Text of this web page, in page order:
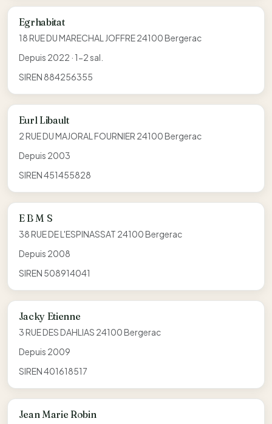
Egrhabitat
18 RUE DU MARECHAL JOFFRE 24100 Bergerac
Depuis 2022 · 1-2 sal.
SIREN 884256355
Eurl Libault
2 RUE DU MAJORAL FOURNIER 24100 Bergerac
Depuis 2003
SIREN 451455828
E B M S
38 RUE DE L'ESPINASSAT 24100 Bergerac
Depuis 2008
SIREN 508914041
Jacky Etienne
3 RUE DES DAHLIAS 24100 Bergerac
Depuis 2009
SIREN 401618517
Jean Marie Robin